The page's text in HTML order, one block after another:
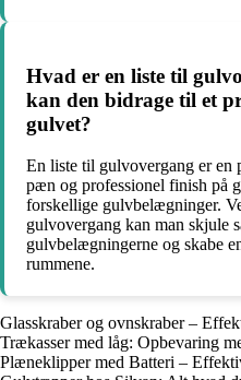
Hvad er en liste til
kan den bidrage til et
gulvet?
En liste til gulvovergang er en
pæn og professionel finish på
forskellige gulvbelægninger.
gulvovergang kan man skjule
gulvbelægningerne og skabe
rummene.
Glasskraber og ovnskraber –
Trækasser med låg: Opbevaring
Plæneklipper med Batteri –